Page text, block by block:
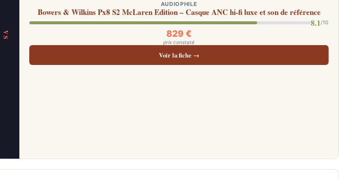
VS
AUDIOPHILE
Bowers & Wilkins Px8 S2 McLaren Edition – Casque ANC hi-fi luxe et son de référence
8.1/10
829 €
prix constaté
Voir la fiche →